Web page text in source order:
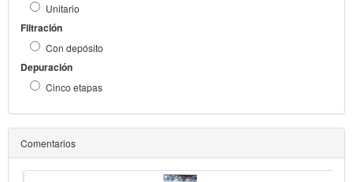
Unitario
Filtración
Con depósito
Depuración
Cinco etapas
Comentarios